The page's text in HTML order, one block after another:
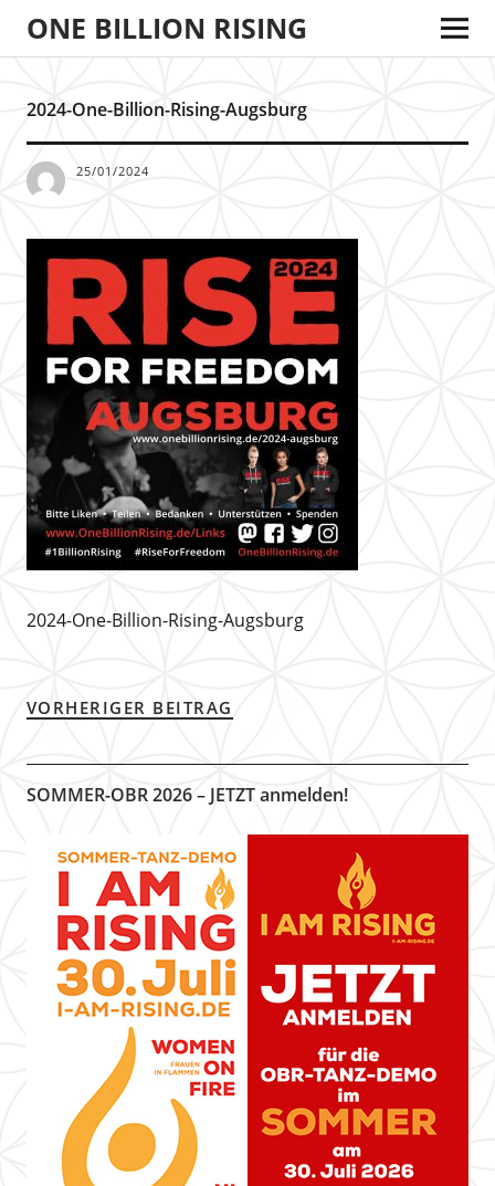
ONE BILLION RISING
2024-One-Billion-Rising-Augsburg
25/01/2024
2024-One-Billion-Rising-Augsburg
VORHERIGER BEITRAG
SOMMER-OBR 2026 – JETZT anmelden!